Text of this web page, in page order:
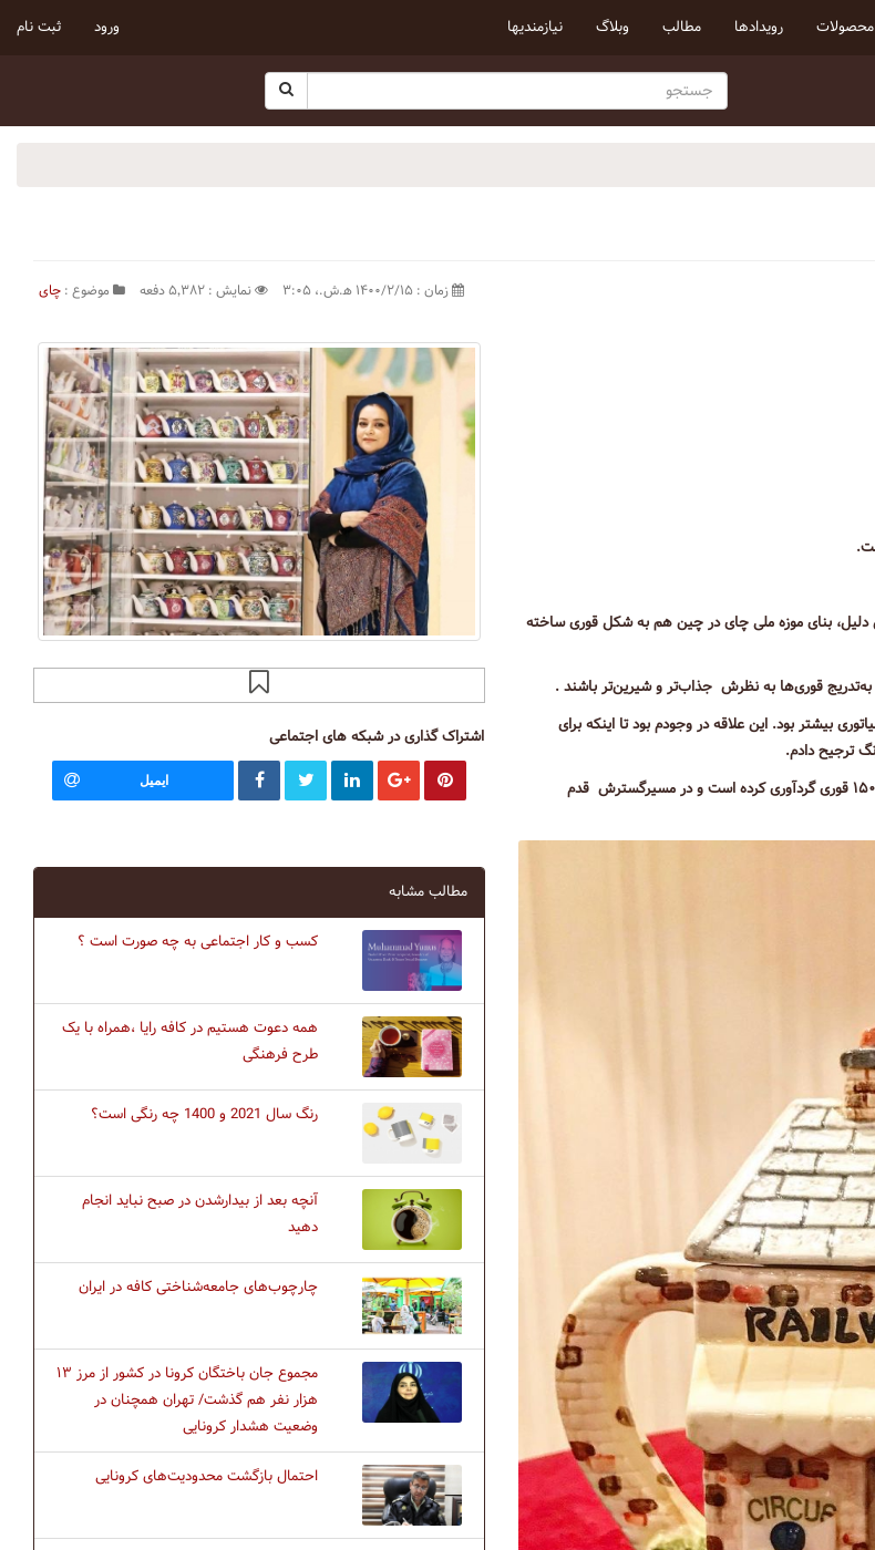
محصولات رویداد‌ها مطالب وبلاگ نیازمندیها ورود ثبت نام
زمان : ۱۴۰۰/۲/۱۵ ه‍.ش.،‏ ۳:۰۵ نمایش : ۵٬۳۸۲ دفعه موضوع : چای
بنای موزه ملی چای در چین هم به شکل قوری ساخته
قوری‌ها به نظرش جذاب‌تر و شیرین‌تر باشند .
بیشتر بود. این علاقه در وجودم بود تا اینکه برای
ترجیح دادم.
او چندین سال به‌طور تفریحی کارهایی را جمع‌آوری کرده ،اکنون به‌طور حرفه‌ای تا به امروز بیش از ۱۵۰۰ قوری گردآوری کرده است و در مسیرگسترش قدم
اشتراک گذاری در شبکه های اجتماعی
ایمیل
مطالب مشابه
کسب و کار اجتماعی به چه صورت است ؟
همه دعوت هستیم در کافه رایا ،همراه با یک
طرح فرهنگی
رنگ سال 2021 و 1400 چه رنگی است؟
آنچه بعد از بیدارشدن در صبح نباید انجام
دهید
چارچوب‌های جامعه‌شناختی كافه در ايران
مجموع جان باختگان کرونا در کشور از مرز ۱۳
هزار نفر هم گذشت/ تهران همچنان در
وضعیت هشدار کرونایی
احتمال بازگشت محدودیت‌های کرونایی